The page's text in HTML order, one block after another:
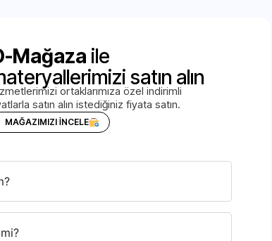
Mağaza ile
satın alın
ortaklarımıza özel indirimli
satın alın istediğiniz fiyata satın.
MAĞAZIMIZI İNCELE